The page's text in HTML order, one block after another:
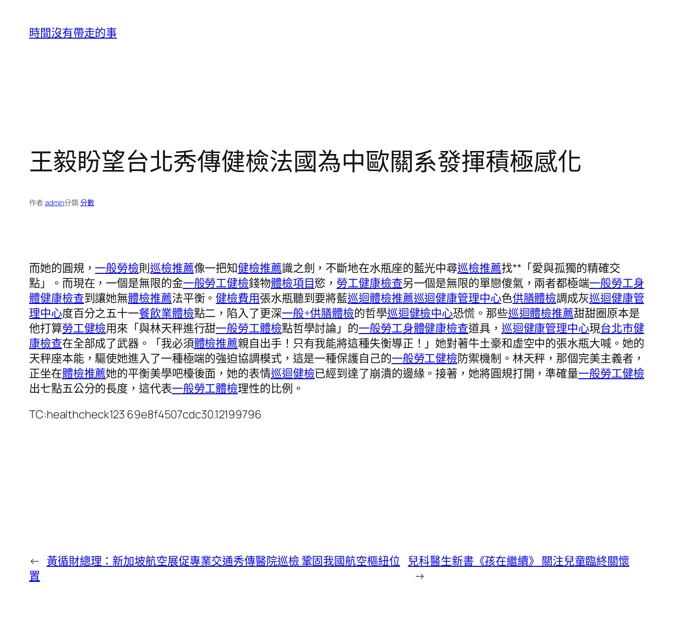
時間沒有帶走的事
王毅盼望台北秀傳健檢法國為中歐關系發揮積極感化
作者:admin分類:分數
而她的圓規， 一般勞檢則巡檢推薦像一把知健檢推薦識之劍，不斷地在水瓶座的藍光中尋巡檢推薦找**「愛與孤獨的精確交
點」。而現在，一個是無限的金一般勞工健檢錢物體檢項目慾， 勞工健康檢查另一個是無限的單戀傻氣，兩者都極端一般勞工身
體健康檢查到讓她無體檢推薦法平衡。健檢費用張水瓶聽到要將藍巡迴體檢推薦巡迴健康管理中心色供膳體檢調成灰巡迴健康管
理中心度百分之五十一餐飲業體檢點二，陷入了更深一般+供膳體檢的哲學巡迴健檢中心恐慌。那些巡迴體檢推薦甜甜圈原本是
他打算勞工健檢用來「與林天秤進行甜一般勞工體檢點哲學討論」的一般勞工身體健康檢查道具， 巡迴健康管理中心現台北巿健
康檢查在全部成了武器。「我必須體檢推薦親自出手！只有我能將這種失衡導正！」她對著牛土豪和虛空中的張水瓶大喊。她的
天秤座本能，驅使她進入了一種極端的強迫協調模式，這是一種保護自己的一般勞工健檢防禦機制。林天秤，那個完美主義者，
正坐在體檢推薦她的平衡美學吧檯後面，她的表情巡迴健檢已經到達了崩潰的邊緣。接著，她將圓規打開，準確量一般勞工健檢
出七點五公分的長度，這代表一般勞工體檢理性的比例。
TC:healthcheck123 69e8f4507cdc30.12199796
← 黃循財總理：新加坡航空展促專業交通秀傳醫院巡檢 鞏固我國航空樞紐位
置
兒科醫生新書《孩在繼續》 關注兒童臨終關懷
→